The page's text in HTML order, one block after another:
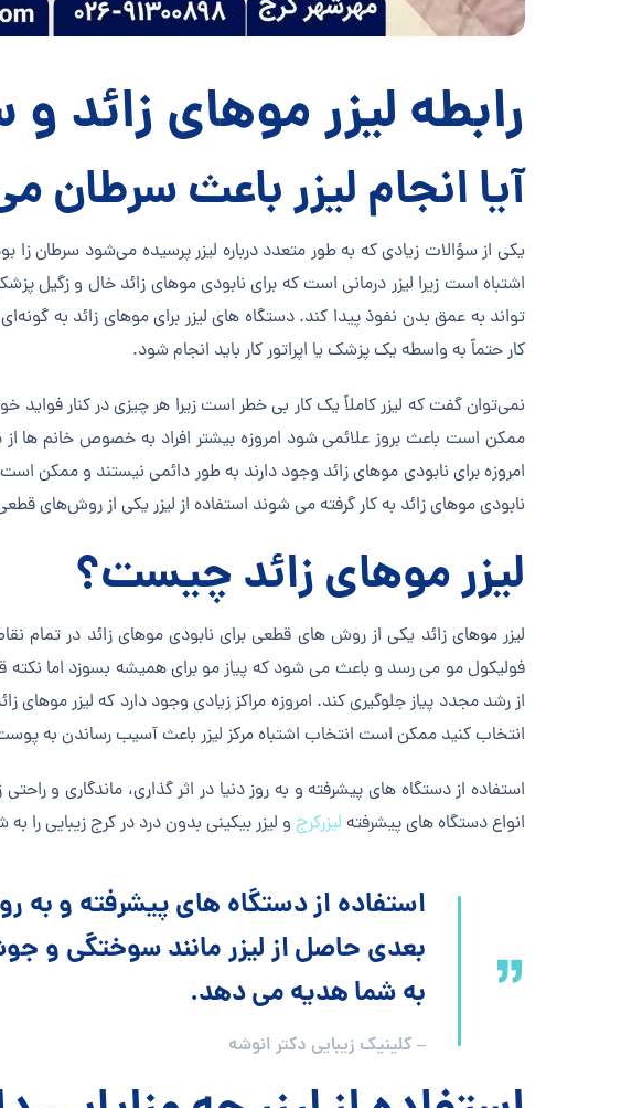
رابطه لیزر موهای زائد
آیا انجام لیزر باعث سرطان
یکی از سؤالات زیادی که به طور متعدد درباره لیزر پرسیده می‌شود سرطان
اشتباه است زیرا لیزر درمانی است که برای نابودی موهای زائد خال و زگیل
تواند به عمق بدن نفوذ پیدا کند. دستگاه های لیزر برای موهای زائد به
کار حتماً به واسطه یک پزشک یا اپراتور کار باید انجام شود.
نمی‌توان گفت که لیزر کاملاً یک کار بی خطر است زیرا هر چیزی در کنار فواید
ممکن است باعث بروز علائمی شود امروزه بیشتر افراد به خصوص خانم ها
امروزه برای نابودی موهای زائد وجود دارند به طور دائمی نیستند و ممکن
نابودی موهای زائد به کار گرفته می شوند استفاده از لیزر یکی از روش‌های
لیزر موهای زائد چیست؟
لیزر موهای زائد یکی از روش های قطعی برای نابودی موهای زائد در
فولیکول مو می رسد و باعث می شود که پیاز مو برای همیشه بسوزد اما نکته
از رشد مجدد پیاز جلوگیری کند. امروزه مراکز زیادی وجود دارد که لیزر
انتخاب کنید ممکن است انتخاب اشتباه مرکز لیزر باعث آسیب رساندن به
استفاده از دستگاه های پیشرفته و به روز دنیا در اثر گذاری، ماندگاری و
انواع دستگاه های پیشرفته لیزرکرج و لیزر بیکینی بدون درد در کرج زیبایی را
استفاده از دستگاه های پیشرفته و به
بعدی حاصل از لیزر مانند سوختگی
به شما هدیه می دهد.
– کلینیک زیبایی دکتر انوشه